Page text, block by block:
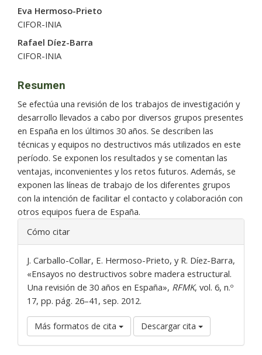
artículo
Eva Hermoso-Prieto
CIFOR-INIA
Rafael Díez-Barra
CIFOR-INIA
Resumen
Se efectúa una revisión de los trabajos de investigación y
desarrollo llevados a cabo por diversos grupos presentes
en España en los últimos 30 años. Se describen las
técnicas y equipos no destructivos más utilizados en este
período. Se exponen los resultados y se comentan las
ventajas, inconvenientes y los retos futuros. Además, se
exponen las líneas de trabajo de los diferentes grupos
con la intención de facilitar el contacto y colaboración con
otros equipos fuera de España.
Detalles
del
artículo
Cómo citar
J. Carballo-Collar, E. Hermoso-Prieto, y R. Díez-Barra,
«Ensayos no destructivos sobre madera estructural.
Una revisión de 30 años en España», RFMK, vol. 6, n.º
17, pp. pág. 26–41, sep. 2012.
Más formatos de cita Descargar cita